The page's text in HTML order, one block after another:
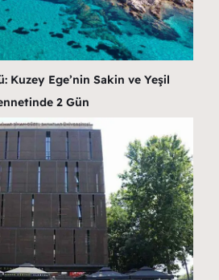
Kuzey Ege’nin Sakin ve Yeşil
2 Gün